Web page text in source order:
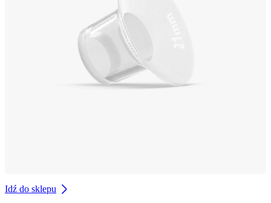
Idź do sklepu